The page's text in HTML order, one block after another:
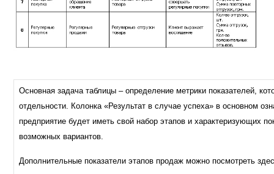
Основная задача таблицы – определение метрики показателей,
отдельности. Колонка «Результат в случае успеха» в основном
предприятие будет иметь свой набор этапов и характеризующих
возможных вариантов.
Дополнительные показатели этапов продаж можно посмотреть